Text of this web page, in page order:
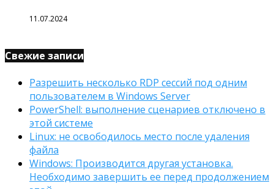
11.07.2024
Свежие записи
Разрешить несколько RDP сессий под одним
пользователем в Windows Server
PowerShell: выполнение сценариев отключено в
этой системе
Linux: не освободилось место после удаления
файла
Windows: Производится другая установка.
Необходимо завершить ее перед продолжением